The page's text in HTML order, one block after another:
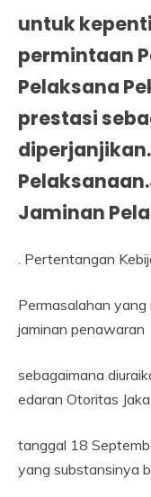
untuk
permintaan
Pelaksana
prestasi
Jaminan
. Pertentangan
Permasalahan
jaminan penawaran
sebagaimana
edaran Otoritas
tanggal 18
yang substansinya